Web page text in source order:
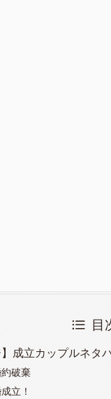
目
成立カップルネタ
破棄
立！